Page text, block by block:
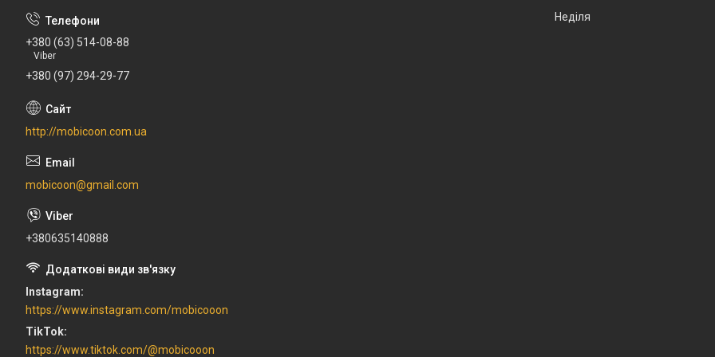
+380 (63) 514-08-88
Viber
+380 (97) 294-29-77
http://mobicoon.com.ua
mobicoon@gmail.com
+380635140888
Instagram
https://www.instagram.com/mobicooon
TikTok
https://www.tiktok.com/@mobicooon
Неділя